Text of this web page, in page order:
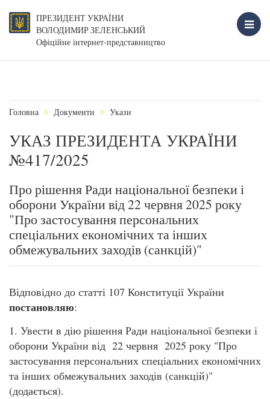
ПРЕЗИДЕНТ УКРАЇНИ
ВОЛОДИМИР ЗЕЛЕНСЬКИЙ
Офіційне інтернет-представництво
Головна Документи Укази
УКАЗ ПРЕЗИДЕНТА УКРАЇНИ
№417/2025
Про рішення Ради національної безпеки і
оборони України від 22 червня 2025 року
"Про застосування персональних
спеціальних економічних та інших
обмежувальних заходів (санкцій)"
Відповідно до статті 107 Конституції України
постановляю:
1. Увести в дію рішення Ради національної безпеки і
оборони України від 22 червня 2025 року "Про
застосування персональних спеціальних економічних
та інших обмежувальних заходів (санкцій)"
(додається).